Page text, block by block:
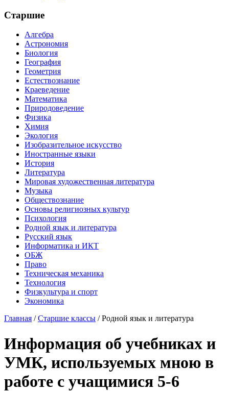
Старшие
Алгебра
Астрономия
Биология
География
Геометрия
Естествознание
Краеведение
Математика
Природоведение
Физика
Химия
Экология
Изобразительное искусство
Иностранные языки
История
Литература
Мировая художественная литература
Музыка
Обществознание
Основы религиозных культур
Психология
Родной язык и литература
Русский язык
Информатика и ИКТ
ОБЖ
Право
Техническая механика
Технология
Физкультура и спорт
Экономика
Главная /Старшие классы /Родной язык и литература
Информация об учебниках и
УМК, используемых мною в
работе с учащимися 5-6